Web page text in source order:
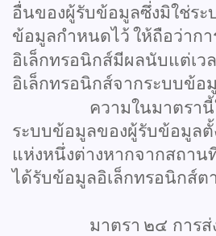
อื่นของผู้รับข้อมูลซึ่งมิใช่ร
ข้อมูลกำหนดไว้ ให้ถือว่าก
อิเล็กทรอนิกส์มีผลนับแต่เว
อิเล็กทรอนิกส์จากระบบข้อ
ความในมาตรา
ระบบข้อมูลของผู้รับข้อมูล
แห่งหนึ่งต่างหากจากสถา
ได้รับข้อมูลอิเล็กทรอนิกส์ต
มาตรา ๒๔ การ